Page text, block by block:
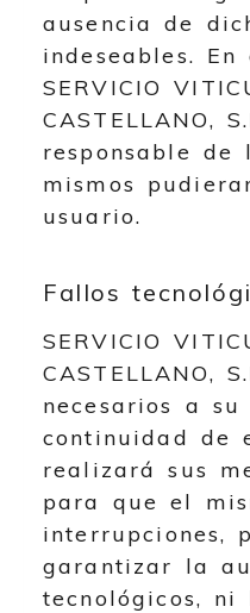
ausencia de
indeseables. En
SERVICIO
CASTELLANO,
responsable de
mismos
usuario.
Fallos
SERVICIO
CASTELLANO,
necesarios a
continuidad de
realizará sus
para que el
interrupciones,
garantizar la
tecnológicos, ni